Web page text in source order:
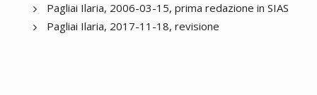
Pagliai Ilaria, 2006-03-15, prima redazione in SIAS
Pagliai Ilaria, 2017-11-18, revisione